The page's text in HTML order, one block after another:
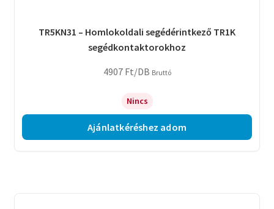
TR5KN31 – Homlokoldali segédérintkező TR1K
segédkontaktorokhoz
4907 Ft/DB Bruttó
Nincs
Ajánlatkéréshez adom